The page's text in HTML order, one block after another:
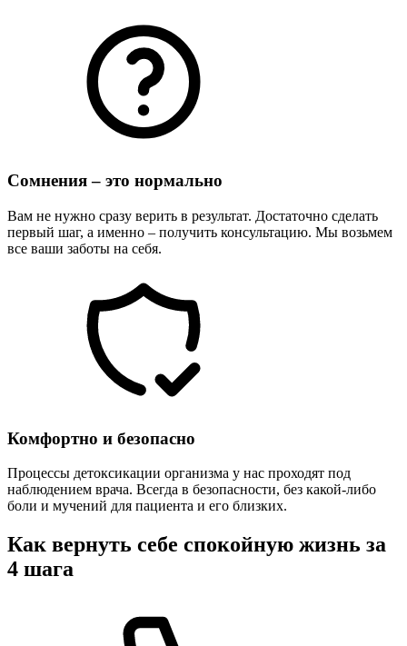
Сомнения – это нормально
Вам не нужно сразу верить в результат. Достаточно сделать
первый шаг, а именно – получить консультацию. Мы возьмем
все ваши заботы на себя.
Комфортно и безопасно
Процессы детоксикации организма у нас проходят под
наблюдением врача. Всегда в безопасности, без какой-либо
боли и мучений для пациента и его близких.
Как вернуть себе спокойную жизнь за
4 шага